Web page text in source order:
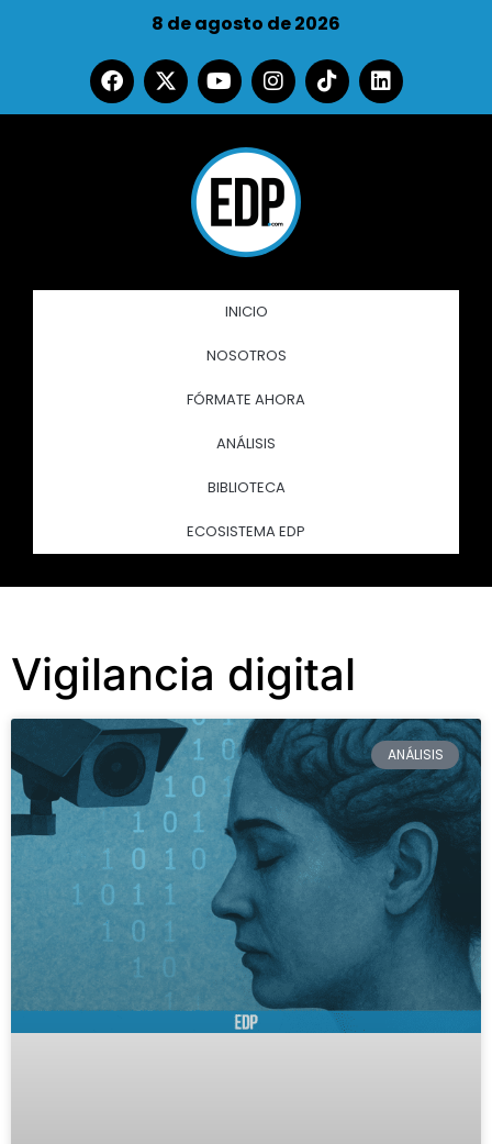
8 de agosto de 2026
INICIO
NOSOTROS
FÓRMATE AHORA
ANÁLISIS
BIBLIOTECA
ECOSISTEMA EDP
Vigilancia digital
ANÁLISIS